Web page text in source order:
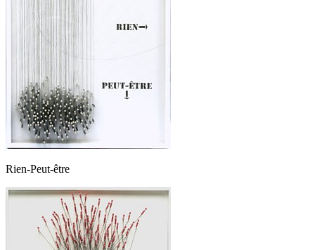
Rien-Peut-être